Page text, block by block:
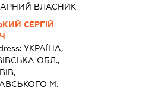
ВЛАСНИК
СЕРГІЙ
УКРАЇНА,
ОБЛ.,
М.